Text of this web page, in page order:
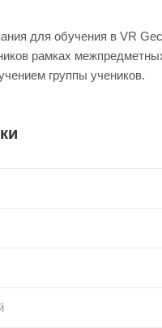
для обучения в VR
рамках
группы учеников.